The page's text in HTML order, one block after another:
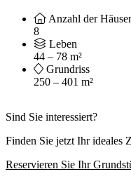
Anzahl der Häuser
8
Leben
44 – 78 m²
Grundriss
250 – 401 m²
Sind Sie interessiert?
Finden Sie jetzt Ihr ideales
Reservieren Sie Ihr